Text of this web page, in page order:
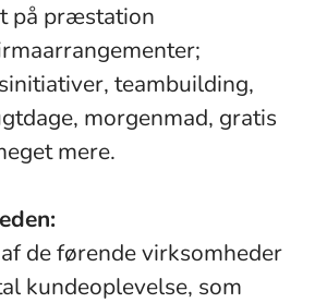
på præstation
teambuilding,
morgenmad, gratis
mere.
de førende virksomheder
kundeoplevelse, som